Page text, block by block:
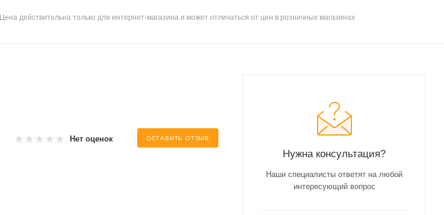
Цена действительна только для интернет-магазина и может отличаться от цен в розничных магазинах
Нет оценок ОСТАВИТЬ ОТЗЫВ
Нужна консультация?
Наши специалисты ответят на любой
интересующий вопрос